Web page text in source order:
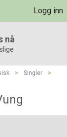
Logg inn
nå
> Singler
>